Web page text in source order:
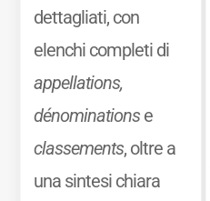
dettagliati, con
elenchi completi di
appellations,
dénominationse
classements, oltre a
una sintesi chiara